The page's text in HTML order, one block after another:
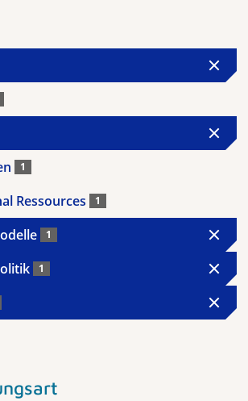
1
Ressources 1
1
1